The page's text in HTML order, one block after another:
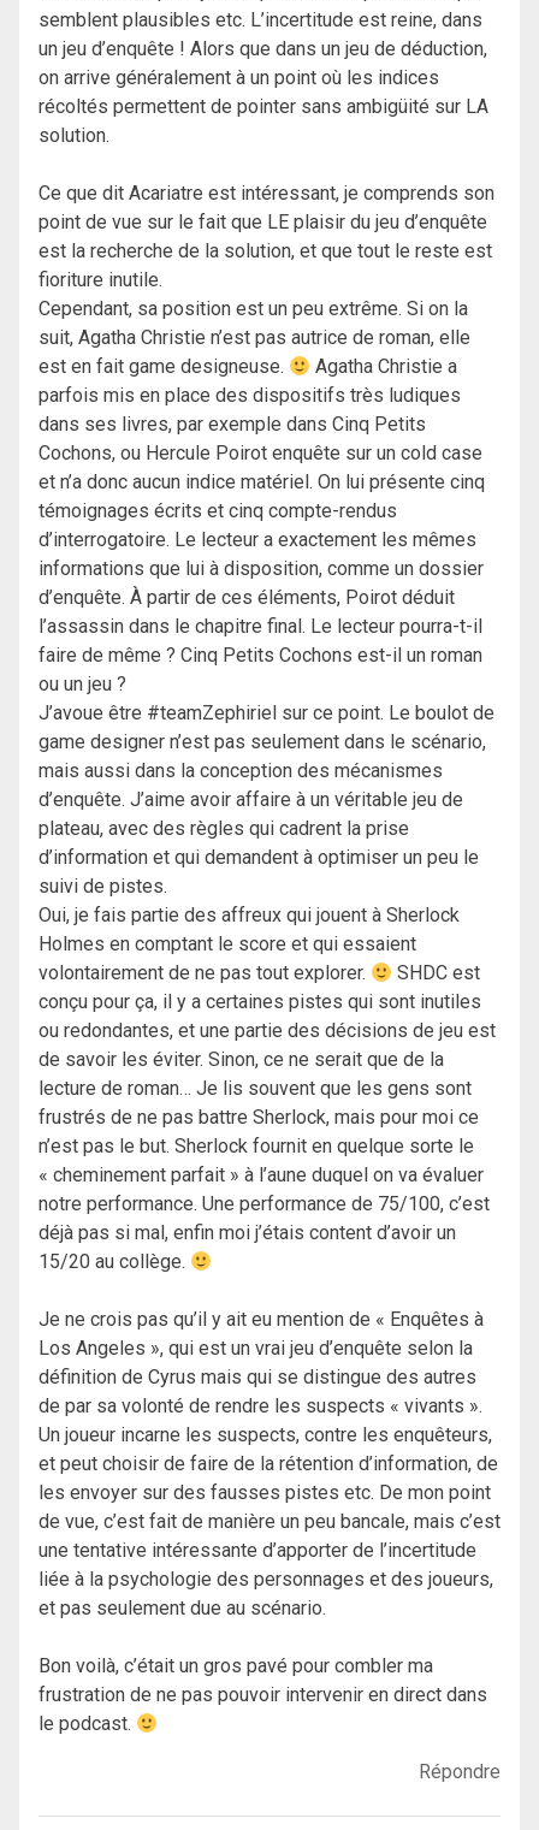
semblent plausibles etc. L’incertitude est reine, dans
un jeu d’enquête ! Alors que dans un jeu de déduction,
on arrive généralement à un point où les indices
récoltés permettent de pointer sans ambigüité sur LA
solution.
Ce que dit Acariatre est intéressant, je comprends son
point de vue sur le fait que LE plaisir du jeu d’enquête
est la recherche de la solution, et que tout le reste est
fioriture inutile.
Cependant, sa position est un peu extrême. Si on la
suit, Agatha Christie n’est pas autrice de roman, elle
est en fait game designeuse.
Agatha Christie a
parfois mis en place des dispositifs très ludiques
dans ses livres, par exemple dans Cinq Petits
Cochons, ou Hercule Poirot enquête sur un cold case
et n’a donc aucun indice matériel. On lui présente cinq
témoignages écrits et cinq compte-rendus
d’interrogatoire. Le lecteur a exactement les mêmes
informations que lui à disposition, comme un dossier
d’enquête. À partir de ces éléments, Poirot déduit
l’assassin dans le chapitre final. Le lecteur pourra-t-il
faire de même ? Cinq Petits Cochons est-il un roman
ou un jeu ?
J’avoue être #teamZephiriel sur ce point. Le boulot de
game designer n’est pas seulement dans le scénario,
mais aussi dans la conception des mécanismes
d’enquête. J’aime avoir affaire à un véritable jeu de
plateau, avec des règles qui cadrent la prise
d’information et qui demandent à optimiser un peu le
suivi de pistes.
Oui, je fais partie des affreux qui jouent à Sherlock
Holmes en comptant le score et qui essaient
volontairement de ne pas tout explorer.
SHDC est
conçu pour ça, il y a certaines pistes qui sont inutiles
ou redondantes, et une partie des décisions de jeu est
de savoir les éviter. Sinon, ce ne serait que de la
lecture de roman… Je lis souvent que les gens sont
frustrés de ne pas battre Sherlock, mais pour moi ce
n’est pas le but. Sherlock fournit en quelque sorte le
« cheminement parfait » à l’aune duquel on va évaluer
notre performance. Une performance de 75/100, c’est
déjà pas si mal, enfin moi j’étais content d’avoir un
15/20 au collège.
Je ne crois pas qu’il y ait eu mention de « Enquêtes à
Los Angeles », qui est un vrai jeu d’enquête selon la
définition de Cyrus mais qui se distingue des autres
de par sa volonté de rendre les suspects « vivants ».
Un joueur incarne les suspects, contre les enquêteurs,
et peut choisir de faire de la rétention d’information, de
les envoyer sur des fausses pistes etc. De mon point
de vue, c’est fait de manière un peu bancale, mais c’est
une tentative intéressante d’apporter de l’incertitude
liée à la psychologie des personnages et des joueurs,
et pas seulement due au scénario.
Bon voilà, c’était un gros pavé pour combler ma
frustration de ne pas pouvoir intervenir en direct dans
le podcast.
Répondre